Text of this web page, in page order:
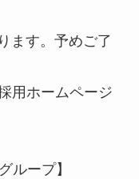
ます。予めご了
用ホームページ
ループ】